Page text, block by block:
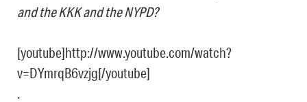
and the KKK and the NYPD?
[youtube]http://www.youtube.com/watch?
v=DYmrqB6vzjg[/youtube]
.